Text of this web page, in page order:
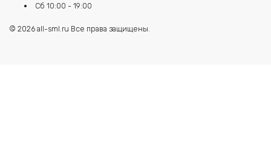
Сб 10:00 - 19:00
© 2026 all-sml.ru Все права защищены.